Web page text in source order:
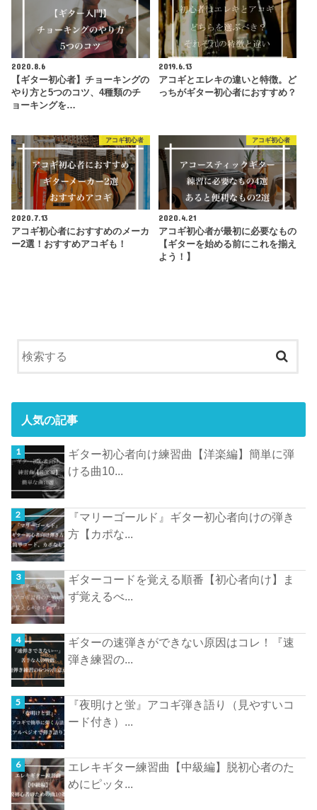
2020.8.6
【ギター初心者】チョーキングの
やり方と5つのコツ、4種類のチ
ョーキングを…
2019.6.13
アコギとエレキの違いと特徴。ど
っちがギター初心者におすすめ？
アコギ初心者
2020.7.13
アコギ初心者におすすめのメーカ
ー2選！おすすめアコギも！
アコギ初心者
2020.4.21
アコギ初心者が最初に必要なもの
【ギターを始める前にこれを揃え
よう！】
人気の記事
ギター初心者向け練習曲【洋楽編】簡単に弾
ける曲10...
『マリーゴールド』ギター初心者向けの弾き
方【カポな...
ギターコードを覚える順番【初心者向け】ま
ず覚えるべ...
ギターの速弾きができない原因はコレ！『速
弾き練習の...
『夜明けと蛍』アコギ弾き語り（見やすいコ
ード付き）...
エレキギター練習曲【中級編】脱初心者のた
めにピッタ...